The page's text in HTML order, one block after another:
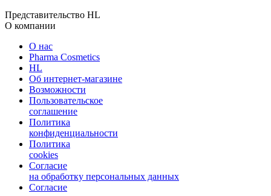
Представительство HL
О компании
О нас
Pharma Cosmetics
HL
Об интернет-магазине
Возможности
Пользовательское
соглашение
Политика
конфиденциальности
Политика
cookies
Согласие
на обработку персональных данных
Согласие